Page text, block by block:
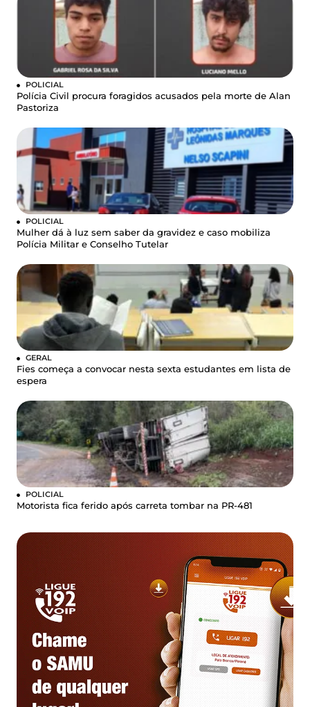
POLICIAL
Polícia Civil procura foragidos acusados pela morte de Alan
Pastoriza
POLICIAL
Mulher dá à luz sem saber da gravidez e caso mobiliza
Polícia Militar e Conselho Tutelar
GERAL
Fies começa a convocar nesta sexta estudantes em lista de
espera
POLICIAL
Motorista fica ferido após carreta tombar na PR-481